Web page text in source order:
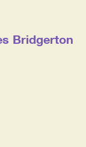
Bridgerton